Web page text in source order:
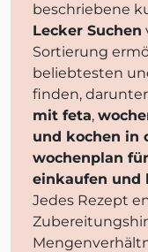
beschriebene
Lecker Suchen
Sortierung
beliebtesten
finden, darunter
mit feta,
und kochen in
wochenplan
einkaufen und
Jedes Rezept